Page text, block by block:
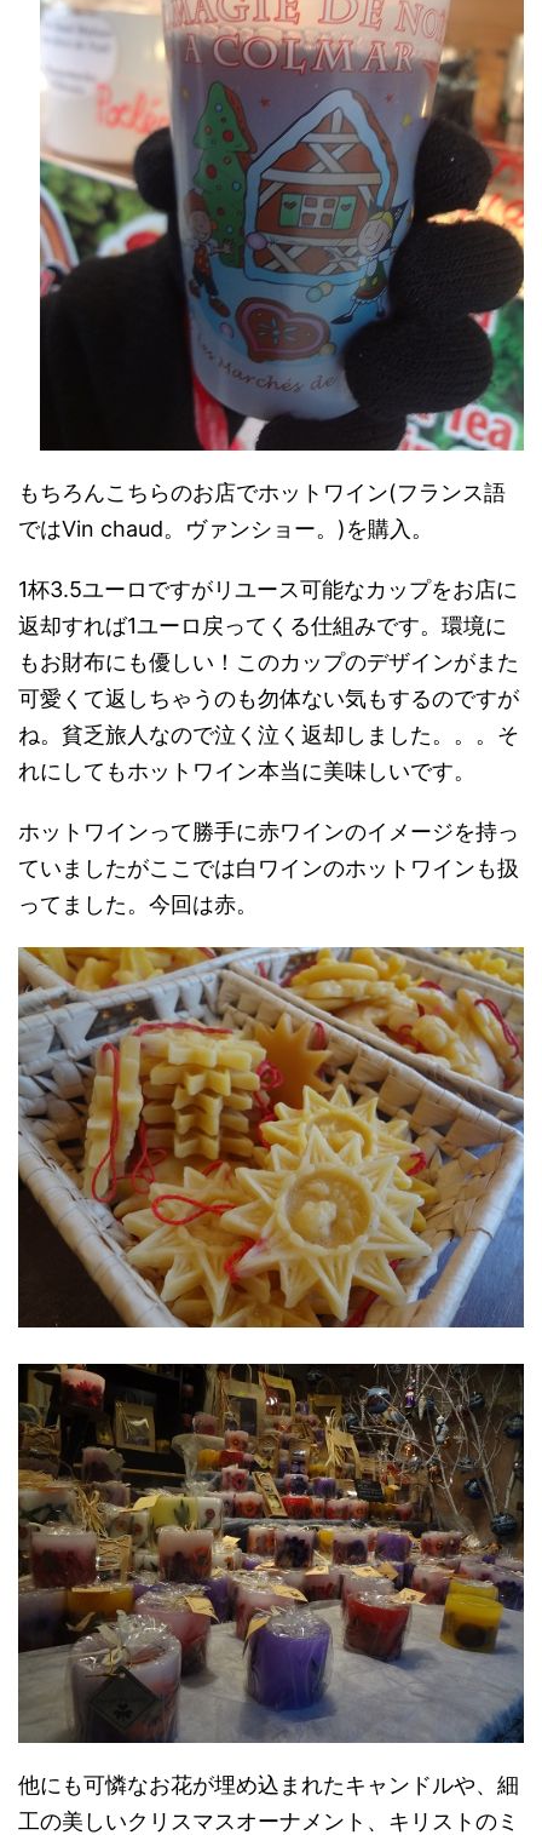
もちろんこちらのお店でホットワイン(フランス語
ではVin chaud。ヴァンショー。)を購入。
1杯3.5ユーロですがリユース可能なカップをお店に
返却すれば1ユーロ戻ってくる仕組みです。環境に
もお財布にも優しい！このカップのデザインがまた
可愛くて返しちゃうのも勿体ない気もするのですが
ね。貧乏旅人なので泣く泣く返却しました。。。そ
れにしてもホットワイン本当に美味しいです。
ホットワインって勝手に赤ワインのイメージを持っ
ていましたがここでは白ワインのホットワインも扱
ってました。今回は赤。
他にも可憐なお花が埋め込まれたキャンドルや、細
工の美しいクリスマスオーナメント、キリストのミ